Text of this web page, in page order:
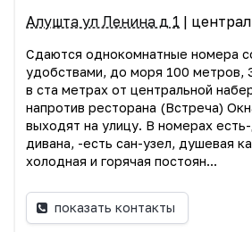
Алушта ул Ленина д 1 |
Сдаются однокомнатные номера
удобствами, до моря 100 метров,
в ста метрах от центральной
напротив ресторана (Встреча)
выходят на улицу. В номерах
дивана, -есть сан-узел, душевая
холодная и горячая постоян...
показать контакты